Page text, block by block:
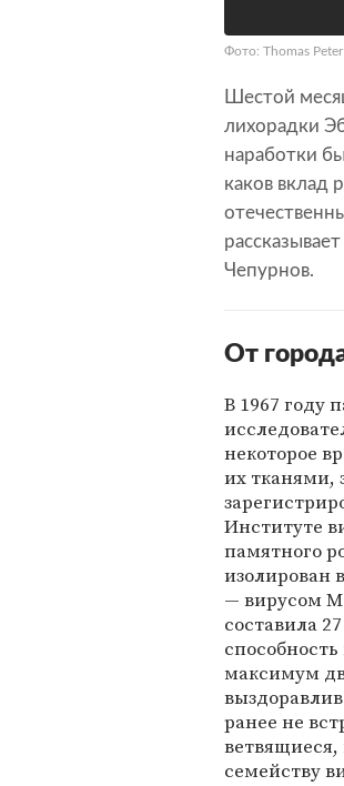
Фото: Thomas
Шестой
лихорадки
наработки
каков вклад
Чепурнов.
От
В 1967 году
некоторое
их тканями,
Институте
памятного
изолирован
— вирусом
составила
максимум
ранее не
ветвящиеся,
семейству